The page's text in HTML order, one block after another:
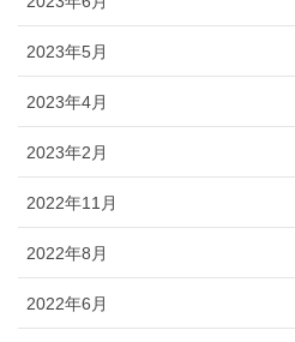
2023年5月
2023年4月
2023年2月
2022年11月
2022年8月
2022年6月